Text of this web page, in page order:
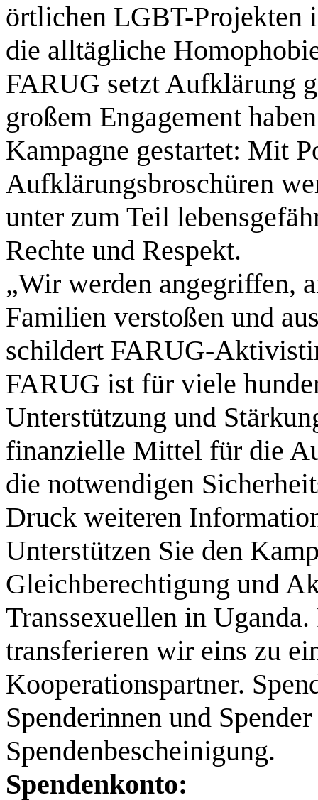
örtlichen LGBT-Projekten
die alltägliche
FARUG setzt Aufklärung
großem Engagement
Kampagne gestartet: Mit
Aufklärungsbroschüren
unter zum Teil
Rechte und Respekt.
„Wir werden angegriffen,
Familien verstoßen und
schildert FARUG-
FARUG ist für viele
Unterstützung und
finanzielle Mittel für die
die notwendigen
Druck weiteren
Unterstützen Sie den
Gleichberechtigung und
Transsexuellen in
transferieren wir eins zu
Kooperationspartner.
Spenderinnen und
Spendenbescheinigung.
Spendenkonto: